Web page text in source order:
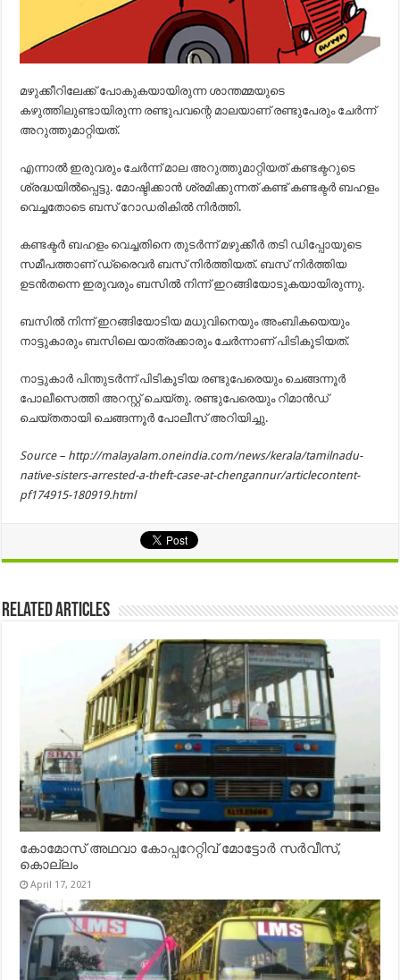
മഴുക്കീറിലേക്ക് പോകുകയായിരുന്ന ശാന്തമ്മയുടെ
കഴുത്തിലുണ്ടായിരുന്ന രണ്ടുപവന്റെ മാലയാണ് രണ്ടുപേരും ചേർന്ന്
അറുത്തുമാറ്റിയത്.
എന്നാൽ ഇരുവരും ചേർന്ന് മാല അറുത്തുമാറ്റിയത് കണ്ടക്ടറുടെ
ശ്രദ്ധയിൽപ്പെട്ടു. മോഷ്ടിക്കാൻ ശ്രമിക്കുന്നത് കണ്ട് കണ്ടക്ടർ ബഹളം
വെച്ചതോടെ ബസ് റോഡരികിൽ നിർത്തി.
കണ്ടക്ടർ ബഹളം വെച്ചതിനെ തുടർന്ന് മഴുക്കീർ തടി ഡിപ്പോയുടെ
സമീപത്താണ് ഡ്രൈവർ ബസ് നിർത്തിയത്. ബസ് നിർത്തിയ
ഉടൻതന്നെ ഇരുവരും ബസിൽ നിന്ന് ഇറങ്ങിയോടുകയായിരുന്നു.
ബസിൽ നിന്ന് ഇറങ്ങിയോടിയ മധുവിനെയും അംബികയെയും
നാട്ടുകാരും ബസിലെ യാത്രക്കാരും ചേർന്നാണ് പിടികൂടിയത്.
നാട്ടുകാർ പിന്തുടർന്ന് പിടികൂടിയ രണ്ടുപേരെയും ചെങ്ങന്നൂർ
പോലീസെത്തി അറസ്റ്റ് ചെയ്തു. രണ്ടുപേരെയും റിമാൻഡ്
ചെയ്തതായി ചെങ്ങന്നൂർ പോലീസ് അറിയിച്ചു.
Source – http://malayalam.oneindia.com/news/kerala/tamilnadu-
native-sisters-arrested-a-theft-case-at-chengannur/articlecontent-
pf174915-180919.html
Related Articles
കോമോസ് അഥവാ കോപ്പറേറ്റിവ് മോട്ടോര്‍ സര്‍വീസ്,
കൊല്ലം
April 17, 2021